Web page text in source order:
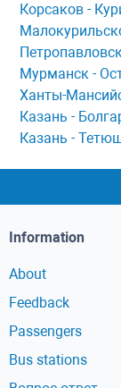
Корсaков -
Мурманск -
Ханты-
Казань -
Казань -
Information
About
Feedback
Passengers
Bus stations